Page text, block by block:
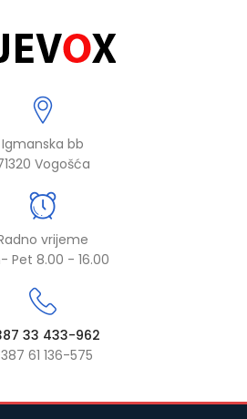
Igmanska bb
Vogošća
vrijeme
Pet 8.00 - 16.00
33 433-962
61 136-575